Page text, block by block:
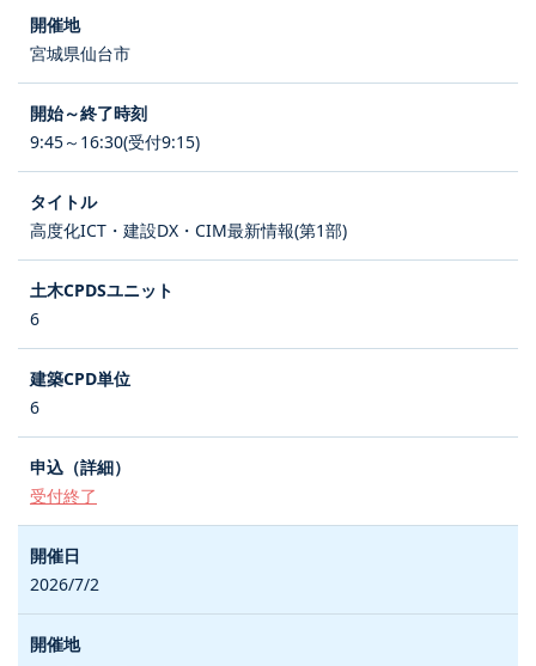
宮城県仙台市
9:45～16:30(受付9:15)
高度化ICT・建設DX・CIM最新情報(第1部)
6
6
受付終了
2026/7/2